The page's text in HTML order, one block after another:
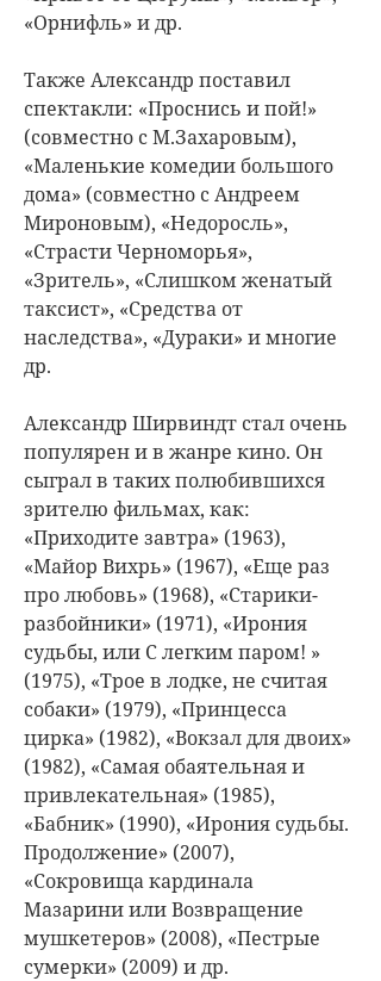
«Орнифль» и др.
Также Александр поставил
спектакли: «Проснись и пой!»
(совместно с М.Захаровым),
«Маленькие комедии большого
дома» (совместно с Андреем
Мироновым), «Недоросль»,
«Страсти Черноморья»,
«Зритель», «Слишком женатый
таксист», «Средства от
наследства», «Дураки» и многие
др.
Александр Ширвиндт стал очень
популярен и в жанре кино. Он
сыграл в таких полюбившихся
зрителю фильмах, как:
«Приходите завтра» (1963),
«Майор Вихрь» (1967), «Еще раз
про любовь» (1968), «Старики-
разбойники» (1971), «Ирония
судьбы, или С легким паром! »
(1975), «Трое в лодке, не считая
собаки» (1979), «Принцесса
цирка» (1982), «Вокзал для двоих»
(1982), «Самая обаятельная и
привлекательная» (1985),
«Бабник» (1990), «Ирония судьбы.
Продолжение» (2007),
«Сокровища кардинала
Мазарини или Возвращение
мушкетеров» (2008), «Пестрые
сумерки» (2009) и др.